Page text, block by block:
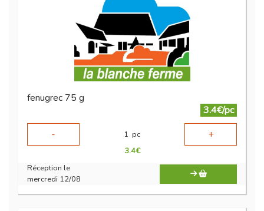
fenugrec 75 g
3.4€/pc
-
1 pc +
3.4€
Réception le
mercredi 12/08